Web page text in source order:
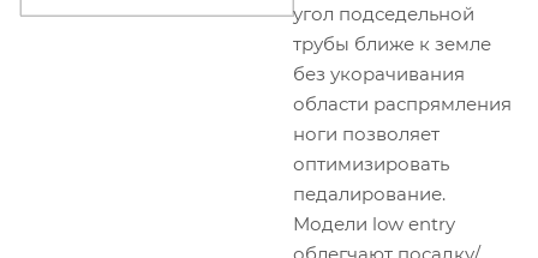
угол подседельной
трубы ближе к земле
без укорачивания
области распрямления
ноги позволяет
оптимизировать
педалирование.
Модели low entry
облегчают посадку/